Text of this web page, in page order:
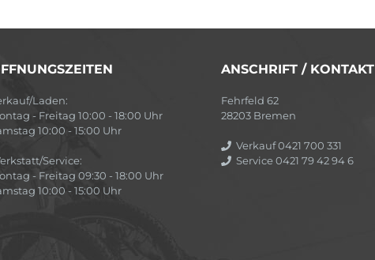
Laden:
- Freitag 10:00 - 18:00 Uhr
10:00 - 15:00 Uhr
Service:
- Freitag 09:30 - 18:00 Uhr
10:00 - 15:00 Uhr
ANSCHRIFT / KONTAKT
Fehrfeld 62
28203 Bremen
Verkauf 0421 700 331
Service 0421 79 42 94 6